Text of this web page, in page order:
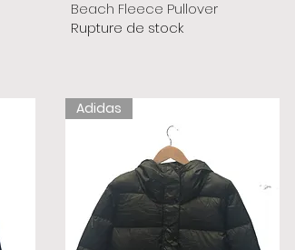
Beach Fleece Pullover
Rupture de stock
Adidas